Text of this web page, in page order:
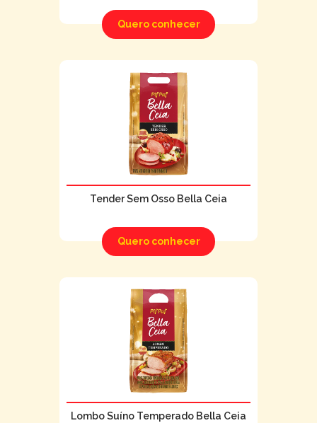
Quero conhecer
Tender Sem Osso Bella Ceia
Quero conhecer
Lombo Suíno Temperado Bella Ceia